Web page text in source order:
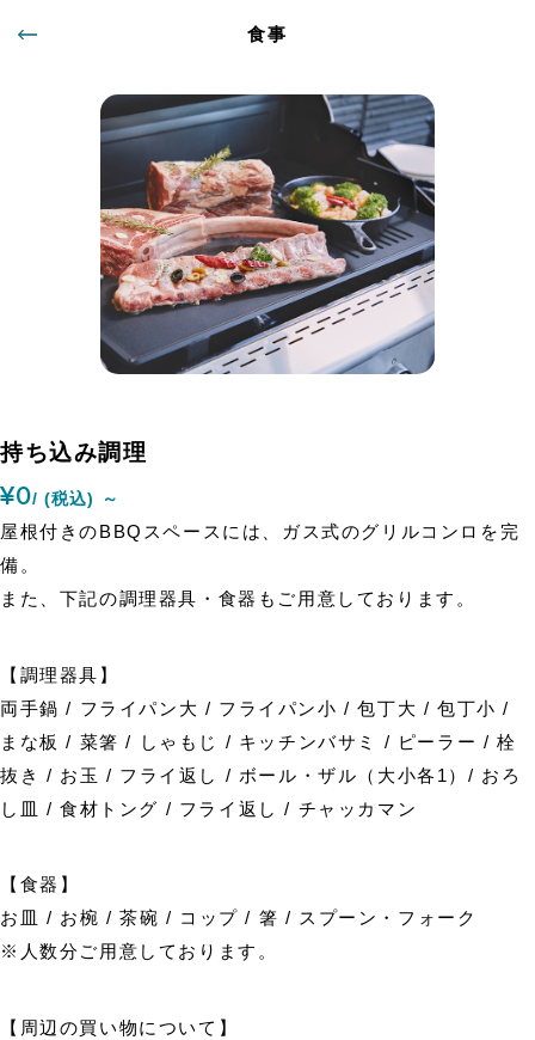
食事
持ち込み調理
¥0/ (税込) ～
屋根付きのBBQスペースには、ガス式のグリルコンロを完
備。
また、下記の調理器具・食器もご用意しております。
【調理器具】
両手鍋 / フライパン大 / フライパン小 / 包丁大 / 包丁小 /
まな板 / 菜箸 / しゃもじ / キッチンバサミ / ピーラー / 栓
抜き / お玉 / フライ返し / ボール・ザル（大小各1）/ おろ
し皿 / 食材トング / フライ返し / チャッカマン
【食器】
お皿 / お椀 / 茶碗 / コップ / 箸 / スプーン・フォーク
※人数分ご用意しております。
【周辺の買い物について】